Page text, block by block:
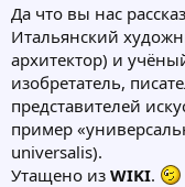
Да что вы нас
Итальянский
архитектор) и
изобретатель,
представителей
пример
universalis).
Утащено из WIKI.